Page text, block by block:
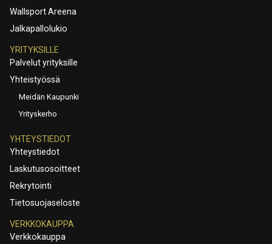
Wallsport Areena
Jalkapallolukio
YRITYKSILLE
Palvelut yrityksille
Yhteistyössä
Meidän Kaupunki
Yrityskerho
YHTEYSTIEDOT
Yhteystiedot
Laskutusosoitteet
Rekrytointi
Tietosuojaseloste
VERKKOKAUPPA
Verkkokauppa